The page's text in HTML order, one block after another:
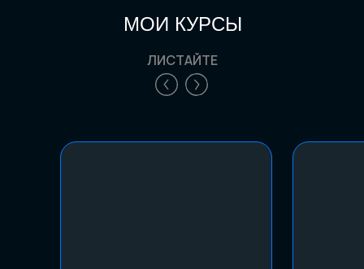
ЛИСТАЙТЕ
МОИ КУРСЫ